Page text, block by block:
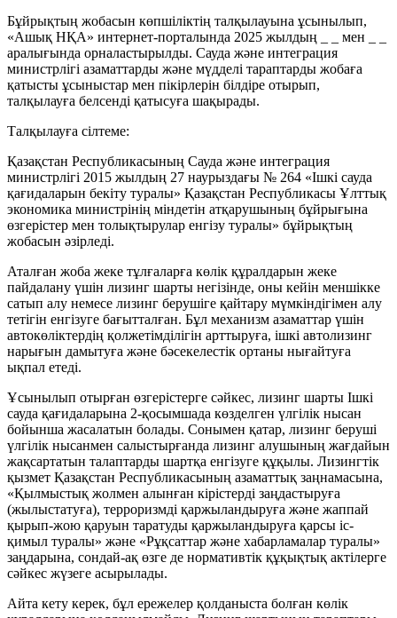
Бұйрықтың жобасын көпшіліктің талқылауына ұсынылып,
«Ашық НҚА» интернет-порталында 2025 жылдың _ _ мен _ _
аралығында орналастырылды. Сауда және интеграция
министрлігі азаматтарды және мүдделі тараптарды жобаға
қатысты ұсыныстар мен пікірлерін білдіре отырып,
талқылауға белсенді қатысуға шақырады.
Талқылауға сілтеме:
Қазақстан Республикасының Сауда және интеграция
министрлігі 2015 жылдың 27 наурыздағы № 264 «Ішкі сауда
қағидаларын бекіту туралы» Қазақстан Республикасы Ұлттық
экономика министрінің міндетін атқарушының бұйрығына
өзгерістер мен толықтырулар енгізу туралы» бұйрықтың
жобасын әзірледі.
Аталған жоба жеке тұлғаларға көлік құралдарын жеке
пайдалану үшін лизинг шарты негізінде, оны кейін меншікке
сатып алу немесе лизинг берушіге қайтару мүмкіндігімен алу
тетігін енгізуге бағытталған. Бұл механизм азаматтар үшін
автокөліктердің қолжетімділігін арттыруға, ішкі автолизинг
нарығын дамытуға және бәсекелестік ортаны нығайтуға
ықпал етеді.
Ұсынылып отырған өзгерістерге сәйкес, лизинг шарты Ішкі
сауда қағидаларына 2-қосымшада көзделген үлгілік нысан
бойынша жасалатын болады. Сонымен қатар, лизинг беруші
үлгілік нысанмен салыстырғанда лизинг алушының жағдайын
жақсартатын талаптарды шартқа енгізуге құқылы. Лизингтік
қызмет Қазақстан Республикасының азаматтық заңнамасына,
«Қылмыстық жолмен алынған кірістерді заңдастыруға
(жылыстатуға), терроризмді қаржыландыруға және жаппай
қырып-жою қаруын таратуды қаржыландыруға қарсы іс-
қимыл туралы» және «Рұқсаттар және хабарламалар туралы»
заңдарына, сондай-ақ өзге де нормативтік құқықтық актілерге
сәйкес жүзеге асырылады.
Айта кету керек, бұл ережелер қолданыста болған көлік